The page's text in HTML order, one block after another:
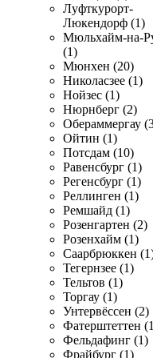
Луфткурорт-
Люкендорф (1)
Мюльхайм-на-
(1)
Мюнхен (20)
Николасзее (1)
Нойзес (1)
Нюрнберг (2)
Обераммергау
Ойтин (1)
Потсдам (10)
Равенсбург (1)
Регенсбург (1)
Реллинген (1)
Ремшайд (1)
Розенгартен (2)
Розенхайм (1)
Саарбрюккен
Тегернзее (1)
Тельтов (1)
Торгау (1)
Унтервёссен (2)
Фатерштеттен
Фельдафинг (1)
Фрайбург (1)